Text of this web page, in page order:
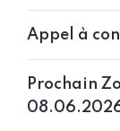
Appel à
Prochain